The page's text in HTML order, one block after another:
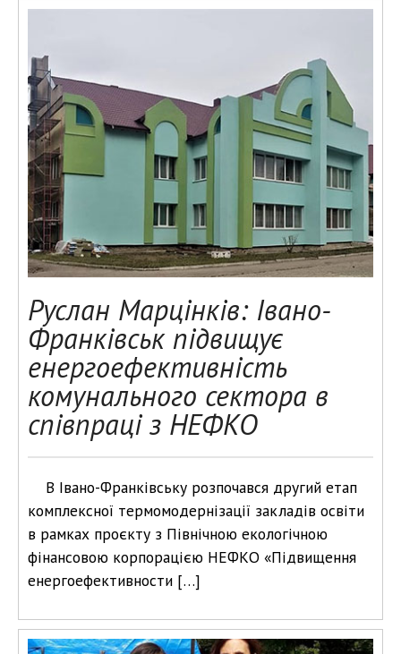
Руслан Марцінків: Івано-
Франківськ підвищує
енергоефективність
комунального сектора в
співпраці з НЕФКО
В Івано-Франківську розпочався другий етап
комплексної термомодернізації закладів освіти
в рамках проєкту з Північною екологічною
фінансовою корпорацією НЕФКО «Підвищення
енергоефективности […]